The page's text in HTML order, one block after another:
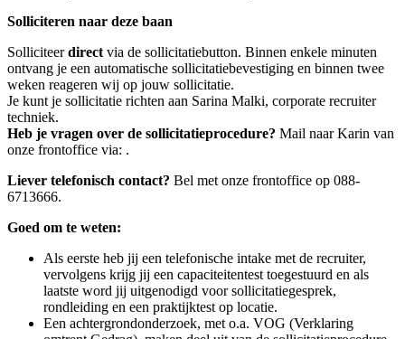
Solliciteren naar deze baan
Solliciteerdirect via de sollicitatiebutton. Binnen enkele minuten
ontvang je een automatische sollicitatiebevestiging en binnen twee
weken reageren wij op jouw sollicitatie.
Je kunt je sollicitatie richten aan Sarina Malki, corporate recruiter
techniek.
Heb je vragen over de sollicitatieprocedure? Mail naar Karin van
onze frontoffice via: .
Liever telefonisch contact? Bel met onze frontoffice op 088-
6713666.
Goed om te weten:
Als eerste heb jij een telefonische intake met de recruiter,
vervolgens krijg jij een capaciteitentest toegestuurd en als
laatste word jij uitgenodigd voor sollicitatiegesprek,
rondleiding en een praktijktest op locatie.
Een achtergrondonderzoek, met o.a. VOG (Verklaring